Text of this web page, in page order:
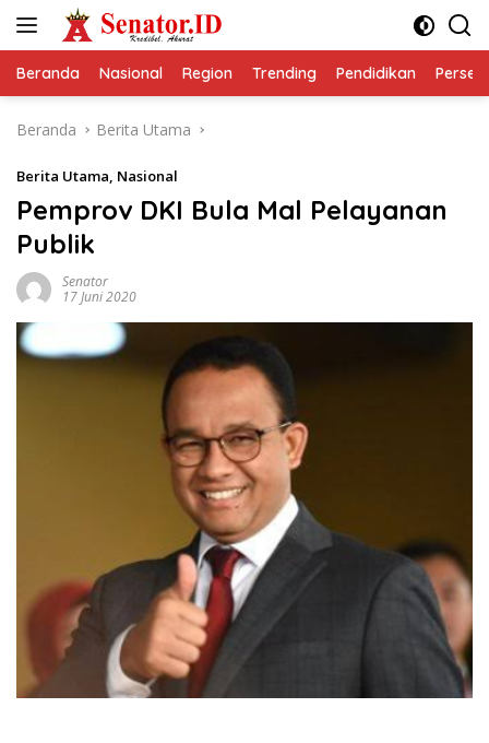
Beranda Nasional Region Trending Pendidikan
Beranda Berita Utama
Berita Utama, Nasional
Pemprov DKI Bula Mal Pelayanan
Publik
Senator
17 Juni 2020